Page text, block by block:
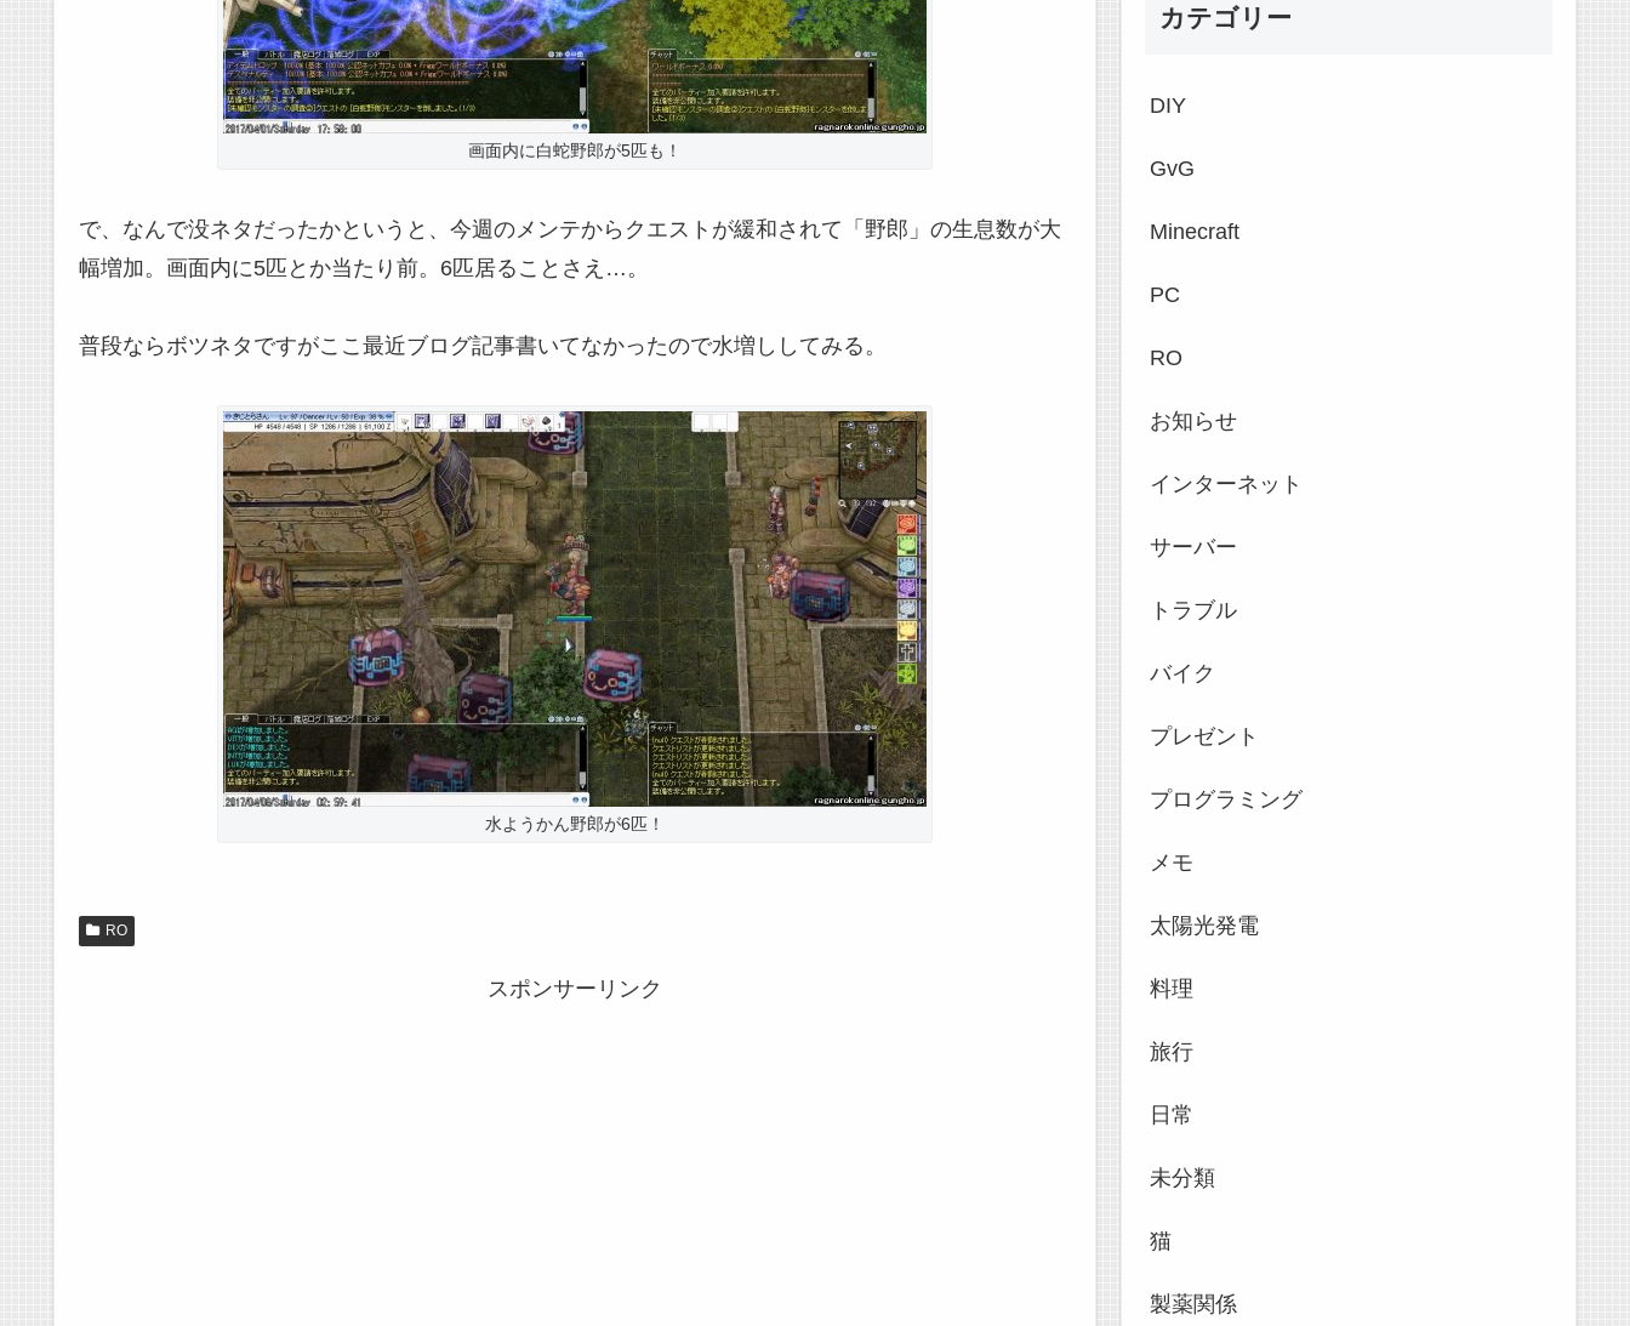
画面内に白蛇野郎が5匹も！
で、なんで没ネタだったかというと、今週のメンテからクエストが緩和されて「野郎」の生息数が大
幅増加。画面内に5匹とか当たり前。6匹居ることさえ…。
普段ならボツネタですがここ最近ブログ記事書いてなかったので水増ししてみる。
水ようかん野郎が6匹！
RO
スポンサーリンク
カテゴリー
DIY
GvG
Minecraft
PC
RO
お知らせ
インターネット
サーバー
トラブル
バイク
プレゼント
プログラミング
メモ
太陽光発電
料理
旅行
日常
未分類
猫
製薬関係